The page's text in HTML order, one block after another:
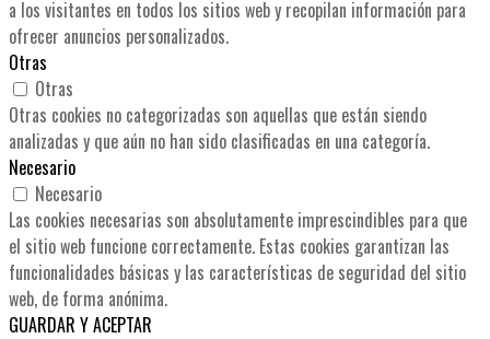
a los visitantes en todos los sitios web y recopilan información para
ofrecer anuncios personalizados.
Otras
Otras
Otras cookies no categorizadas son aquellas que están siendo
analizadas y que aún no han sido clasificadas en una categoría.
Necesario
Necesario
Las cookies necesarias son absolutamente imprescindibles para que
el sitio web funcione correctamente. Estas cookies garantizan las
funcionalidades básicas y las características de seguridad del sitio
web, de forma anónima.
GUARDAR Y ACEPTAR